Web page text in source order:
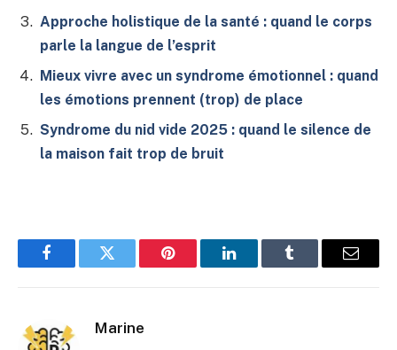
Approche holistique de la santé : quand le corps
parle la langue de l’esprit
Mieux vivre avec un syndrome émotionnel : quand
les émotions prennent (trop) de place
Syndrome du nid vide 2025 : quand le silence de
la maison fait trop de bruit
FacebookTwitter Pinterest LinkedInTumblr
E-
Marine